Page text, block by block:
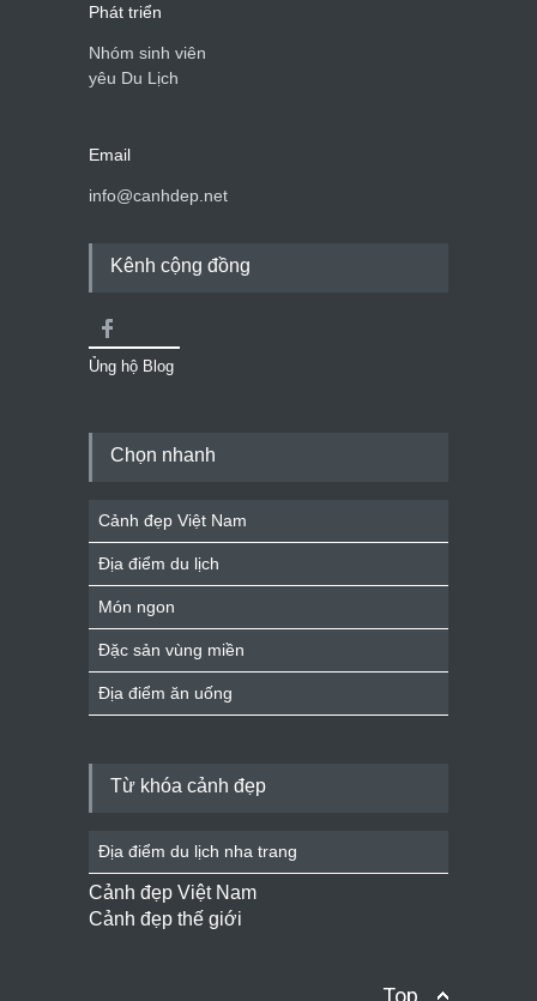
Phát triển
Nhóm sinh viên
yêu Du Lịch
Email
info@canhdep.net
Kênh cộng đồng
Ủng hộ Blog
Chọn nhanh
Cảnh đẹp Việt Nam
Địa điểm du lịch
Món ngon
Đặc sản vùng miền
Địa điểm ăn uống
Từ khóa cảnh đẹp
Địa điểm du lịch nha trang
Cảnh đẹp Việt Nam
Cảnh đẹp thế giới
Top